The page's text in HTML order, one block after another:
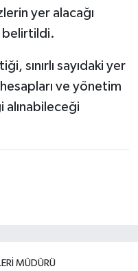
yer alacağı
belirtildi.
sınırlı sayıdaki yer
ve yönetim
alınabileceği
MÜDÜRÜ